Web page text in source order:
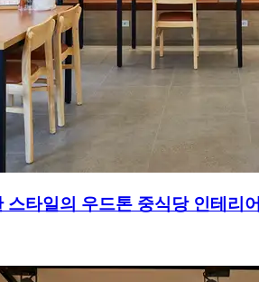
스타일의 우드톤 중식당 인테리